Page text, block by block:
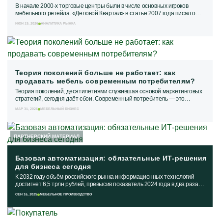
В начале 2000-х торговые центры были в числе основных игроков
мебельного ретейла. «Деловой Квартал» в статье 2007 года писал о
том, что столичные комплексы...
ИЮН 19, 2026 АНАЛИТИКА РЫНКА
Теория поколений больше не работает: как
продавать мебель современным потребителям?
Теория поколений, десятилетиями служившая основой маркетинговых
стратегий, сегодня даёт сбои. Современный потребитель — это
«сложный поколенческий гибрид»,...
МАР 31, 2026 МЕБЕЛЬНЫЙ БИЗНЕС
ПАРТНЕРСКИЙ МАТЕРИАЛ
Базовая автоматизация: обязательные ИТ-решения
для бизнеса сегодня
К 2032 году объём российского рынка информационных технологий
достигнет 6,5 трлн рублей, превысив показатель 2024 года в два раза
(2,8 трлн рублей). Такие...
СЕН 16, 2025 МЕБЕЛЬНОЕ ПРОИЗВОДСТВО